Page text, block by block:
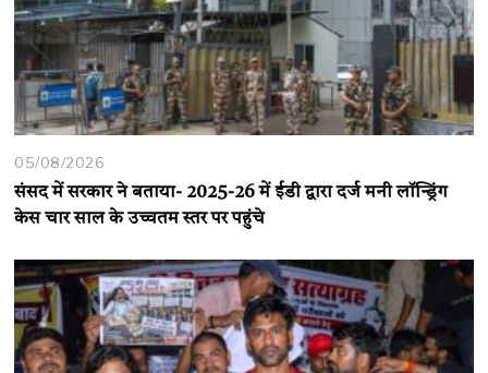
05/08/2026
संसद में सरकार ने बताया- 2025-26 में ईडी द्वारा दर्ज मनी लॉन्ड्रिंग
केस चार साल के उच्चतम स्तर पर पहुंचे